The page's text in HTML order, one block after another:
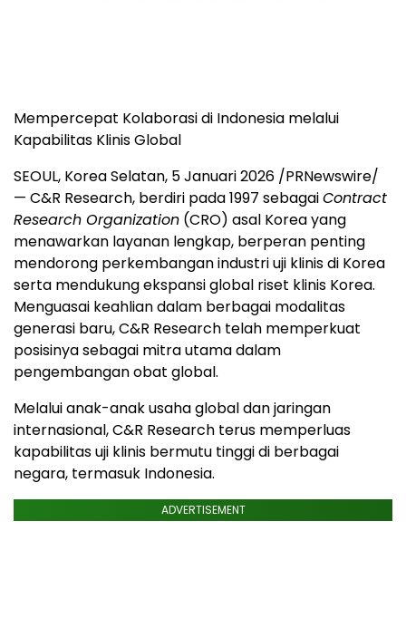
Mempercepat Kolaborasi di Indonesia melalui
Kapabilitas Klinis Global
SEOUL, KoreaSelatan, 5 Januari 2026 /PRNewswire/
— C&R Research, berdiri pada 1997 sebagaiContract
Research Organization (CRO) asal Korea yang
menawarkan layanan lengkap, berperan penting
mendorong perkembangan industri uji klinis di Korea
serta mendukung ekspansi global riset klinis Korea.
Menguasai keahlian dalam berbagai modalitas
generasi baru, C&R Research telah memperkuat
posisinya sebagai mitra utama dalam
pengembangan obat global.
Melalui anak-anak usaha global dan jaringan
internasional, C&R Research terus memperluas
kapabilitas uji klinis bermutu tinggi di berbagai
negara, termasuk Indonesia.
ADVERTISEMENT